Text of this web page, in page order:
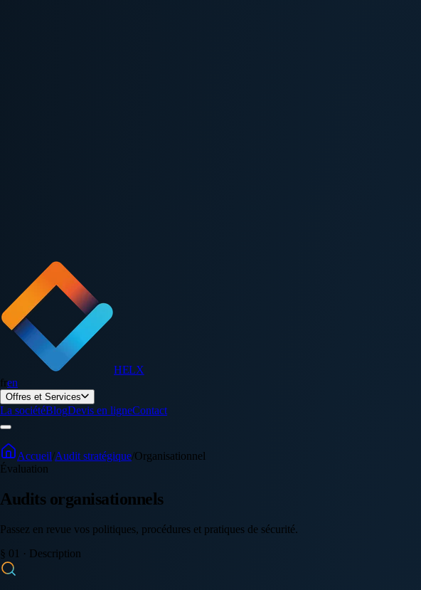
HELX
fren
Offres et Services
La sociétéBlogDevis en ligneContact
Accueil/Audit stratégique/Organisationnel
Évaluation
Audits organisationnels
Passez en revue vos politiques, procédures et pratiques de sécurité.
§ 01 · Description